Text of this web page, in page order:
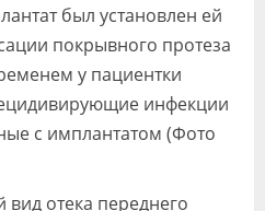
был установлен ей
покрывного протеза
у пациентки
инфекции
с имплантатом (Фото
отека переднего